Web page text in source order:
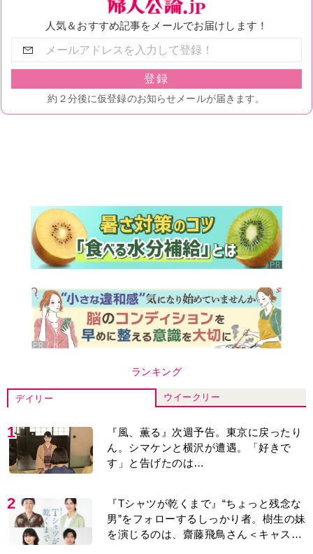
ランキング
デイリー ウイークリー
1
『風、薫る』次週予告。東京に戻ったり
ん。シマケンと横沢が遭遇。「好きで
す」と告げたのは…
2
『Tシャツが乾くまで』“ちょっと残念な
男”をフォローするしっかり者。樹生の妹
を演じるのは、齋藤飛鳥さん＜キャスト